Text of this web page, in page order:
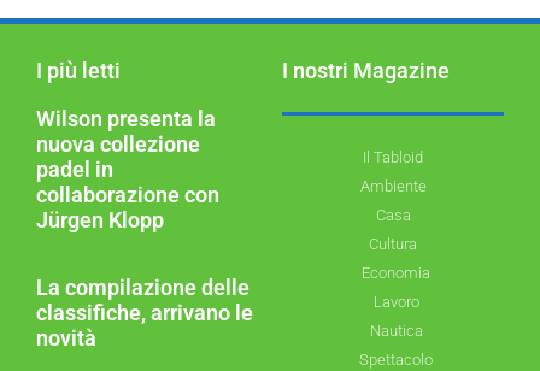
I più letti
Wilson presenta la
nuova collezione
padel in
collaborazione con
Jürgen Klopp
La compilazione delle
classifiche, arrivano le
novità
I nostri Magazine
Il Tabloid
Ambiente
Casa
Cultura
Economia
Lavoro
Nautica
Spettacolo